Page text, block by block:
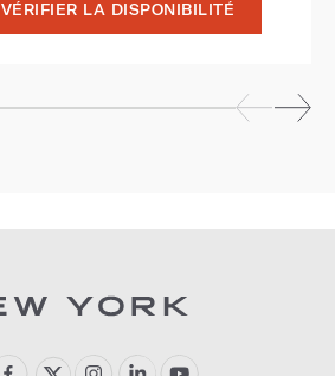
VÉRIFIER LA DISPONIBILITÉ